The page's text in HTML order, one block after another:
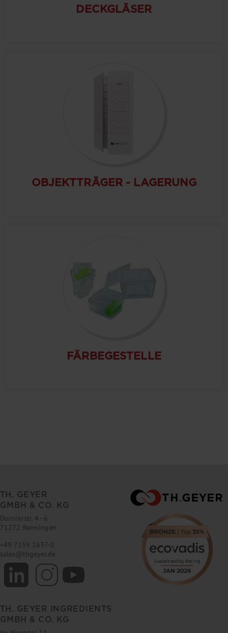
DECKGLÄSER
OBJEKTTRÄGER - LAGERUNG
FÄRBEGESTELLE
TH. GEYER
GMBH & CO. KG
Dornierstr. 4–6
71272 Renningen
+49 7159 1637-0
sales@thgeyer.de
TH. GEYER INGREDIENTS
GMBH & CO. KG